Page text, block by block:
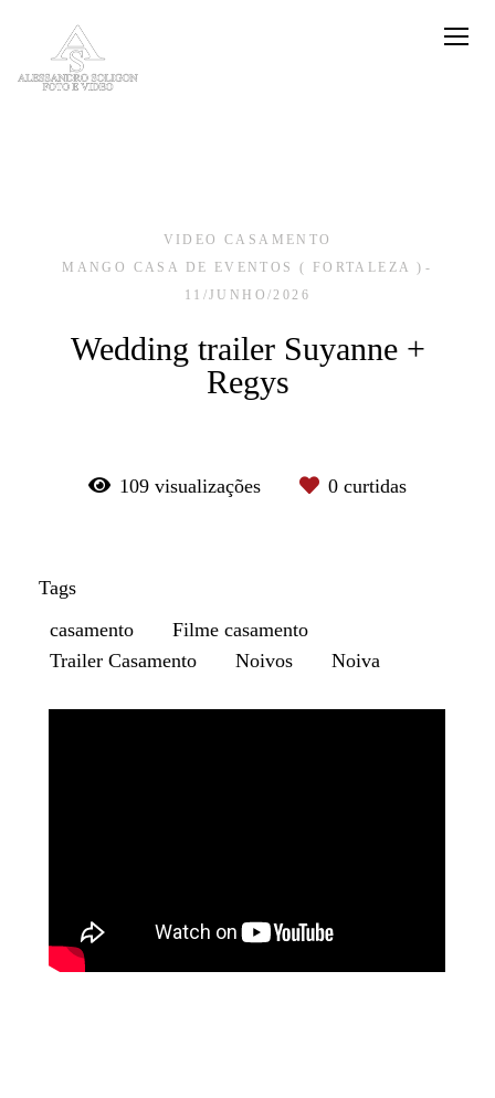
VIDEO CASAMENTO
MANGO CASA DE EVENTOS ( FORTALEZA )
11/JUNHO/2026
Wedding trailer Suyanne +
Regys
109 visualizações 0 curtidas
Tags
casamento
Filme casamento
Trailer Casamento
Noivos Noiva